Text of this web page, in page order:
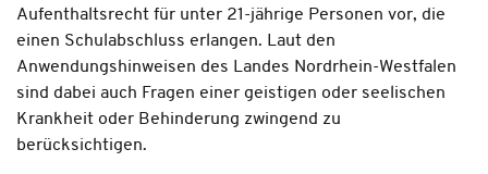
Aufenthaltsrecht für unter 21-jährige Personen vor, die
einen Schulabschluss erlangen. Laut den
Anwendungshinweisen des Landes Nordrhein-Westfalen
sind dabei auch Fragen einer geistigen oder seelischen
Krankheit oder Behinderung zwingend zu
berücksichtigen.